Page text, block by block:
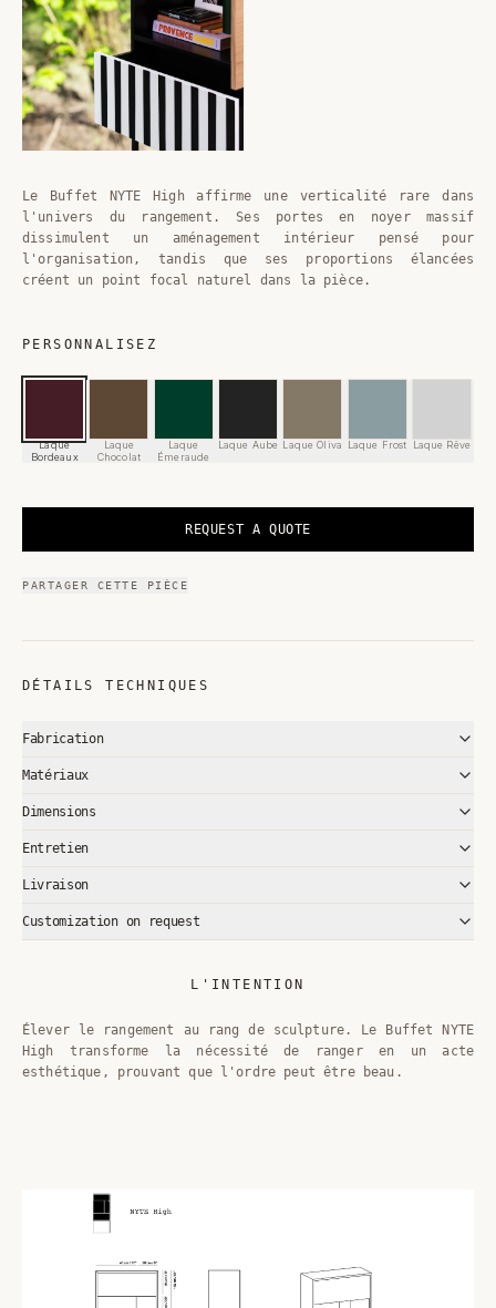
Le Buffet NYTE High affirme une verticalité rare dans
l'univers du rangement. Ses portes en noyer massif
dissimulent un aménagement intérieur pensé pour
l'organisation, tandis que ses proportions élancées
créent un point focal naturel dans la pièce.
PERSONNALISEZ
Laque
Bordeaux
Laque
Chocolat
Laque
Émeraude
Laque Aube Laque Oliva Laque Frost Laque Rêve
REQUEST A QUOTE
PARTAGER CETTE PIÈCE
DÉTAILS TECHNIQUES
Fabrication
Matériaux
Dimensions
Entretien
Livraison
Customization on request
L'INTENTION
Élever le rangement au rang de sculpture. Le Buffet NYTE
High transforme la nécessité de ranger en un acte
esthétique, prouvant que l'ordre peut être beau.